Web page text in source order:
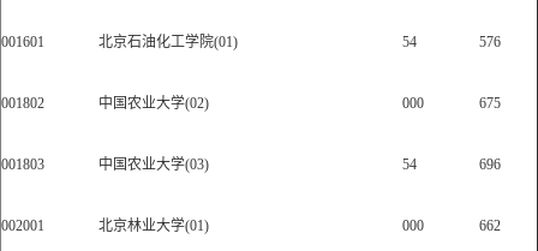
001601 北京石油化工学院(01) 54 576
001802 中国农业大学(02) 000 675
001803 中国农业大学(03) 54 696
002001 北京林业大学(01) 000 662